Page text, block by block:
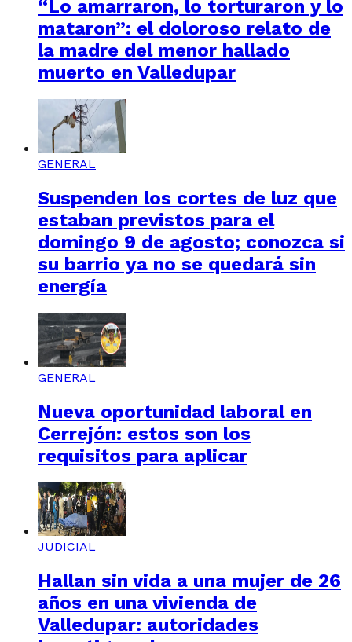
“Lo amarraron, lo torturaron y lo
mataron”: el doloroso relato de
la madre del menor hallado
muerto en Valledupar
GENERAL
Suspenden los cortes de luz que
estaban previstos para el
domingo 9 de agosto; conozca si
su barrio ya no se quedará sin
energía
GENERAL
Nueva oportunidad laboral en
Cerrejón: estos son los
requisitos para aplicar
JUDICIAL
Hallan sin vida a una mujer de 26
años en una vivienda de
Valledupar: autoridades